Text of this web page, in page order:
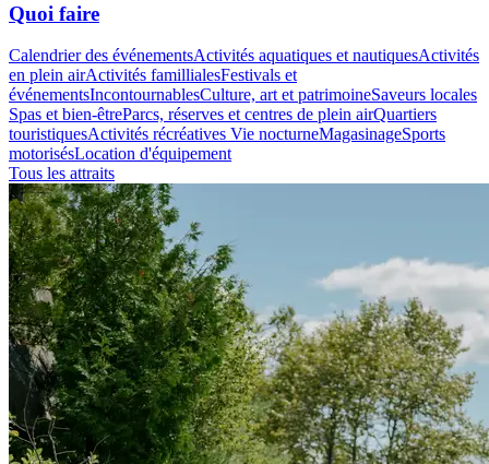
Quoi faire
Calendrier des événementsActivités aquatiques et nautiquesActivités
en plein airActivités famillialesFestivals et
événementsIncontournablesCulture, art et patrimoineSaveurs locales
Spas et bien-êtreParcs, réserves et centres de plein airQuartiers
touristiquesActivités récréatives Vie nocturneMagasinageSports
motorisésLocation d'équipement
Tous les attraits